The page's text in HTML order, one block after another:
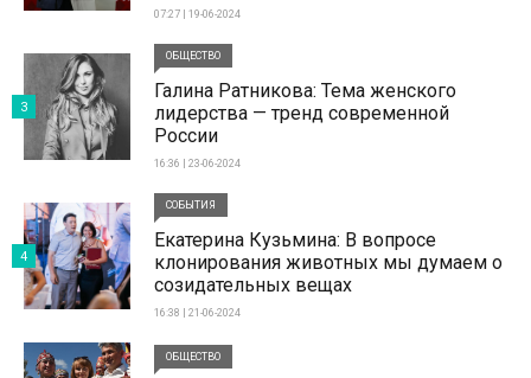
07:27 | 19-06-2024
ОБЩЕСТВО
Галина Ратникова: Тема женского
лидерства — тренд современной
России
16:36 | 23-06-2024
3
СОБЫТИЯ
Екатерина Кузьмина: В вопросе
клонирования животных мы думаем о
созидательных вещах
16:38 | 21-06-2024
4
ОБЩЕСТВО